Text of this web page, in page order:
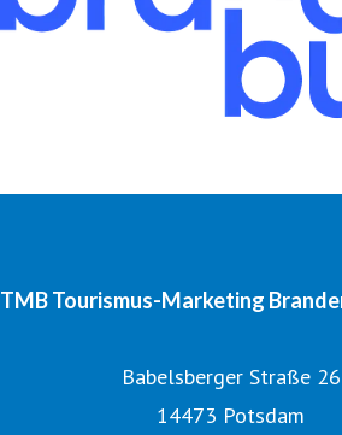
TMB Tourismus-Marketing
Babelsberger Straße 26
14473 Potsdam